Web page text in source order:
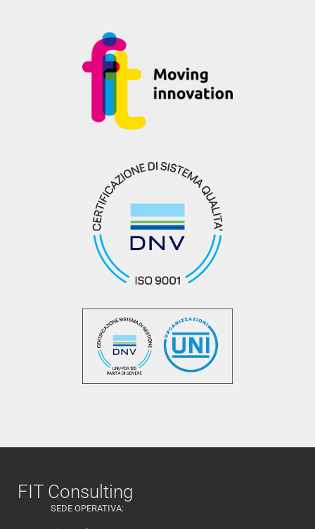
FIT Consulting
SEDE OPERATIVA: